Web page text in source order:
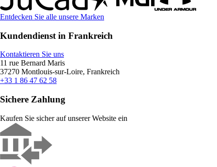
Entdecken Sie alle unsere Marken
Kundendienst in Frankreich
Kontaktieren Sie uns
11 rue Bernard Maris
37270 Montlouis-sur-Loire, Frankreich
+33 1 86 47 62 58
Sichere Zahlung
Kaufen Sie sicher auf unserer Website ein